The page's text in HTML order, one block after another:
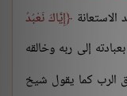
إِيَّاكَ نَعْبُدُ
الرب كما يقول شيخ